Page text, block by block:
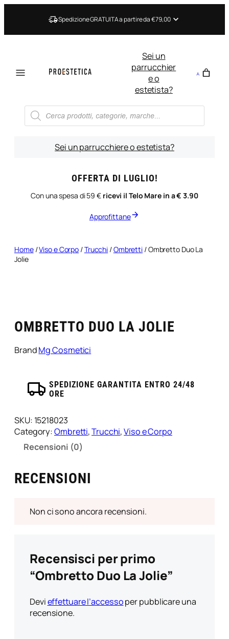
Spedizione GRATUITA a partire da €79,00
Sei un
parrucchier
e o
estetista?
Ricerca
prodotti
Sei un parrucchiere o estetista?
OFFERTA DI LUGLIO!
Con una spesa di 59 € ricevi il Telo Mare in a € 3.90
Approfittane
Home/Viso e Corpo /Trucchi /Ombretti / Ombretto Duo La
Jolie
OMBRETTO DUO LA JOLIE
BrandMg Cosmetici
SPEDIZIONE GARANTITA ENTRO 24/48
ORE
SKU: 15218023
Category:Ombretti, Trucchi, Viso e Corpo
Recensioni (0)
RECENSIONI
Non ci sono ancora recensioni.
Recensisci per primo
“Ombretto Duo La Jolie”
Devieffettuare l’accessoper pubblicare una
recensione.